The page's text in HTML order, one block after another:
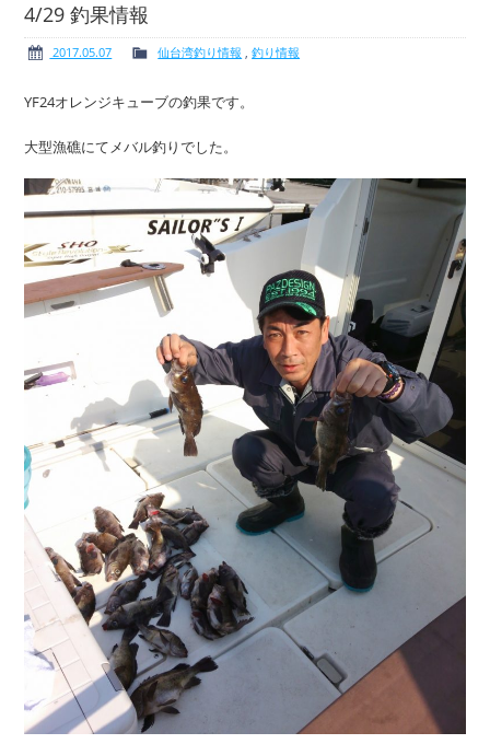
サービス案内 イベント情報
新艇・展示艇情報 中古艇情報
求人情報 会社概要
4/29 釣果情報
2017.05.07 仙台湾釣り情報 ,釣り情報
YF24オレンジキューブの釣果です。
大型漁礁にてメバル釣りでした。